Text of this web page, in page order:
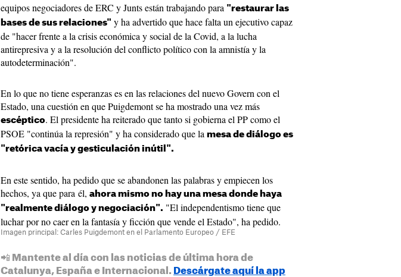
equipos negociadores de ERC y Junts están trabajando para "restaurar las
bases de sus relaciones" y ha advertido que hace falta un ejecutivo capaz
de "hacer frente a la crisis económica y social de la Covid, a la lucha
antirepresiva y a la resolución del conflicto político con la amnistía y la
autodeterminación".
En lo que no tiene esperanzas es en las relaciones del nuevo Govern con el
Estado, una cuestión en que Puigdemont se ha mostrado una vez más
escéptico. El presidente ha reiterado que tanto si gobierna el PP como el
PSOE "continúa la represión" y ha considerado que la mesa de diálogo es
"retórica vacía y gesticulación inútil".
En este sentido, ha pedido que se abandonen las palabras y empiecen los
hechos, ya que para él, ahora mismo no hay una mesa donde haya
"realmente diálogo y negociación". "El independentismo tiene que
luchar por no caer en la fantasía y ficción que vende el Estado", ha pedido.
Imagen principal: Carles Puigdemont en el Parlamento Europeo / EFE
📲 Mantente al día con las noticias de última hora de
Catalunya, España e Internacional. Descárgate aquí la app